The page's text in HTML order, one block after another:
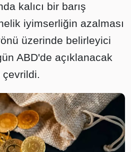
kalıcı bir barış
iyimserliğin azalması
üzerinde belirleyici
ABD'de açıklanacak